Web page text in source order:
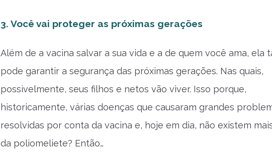
3. Você vai proteger as próximas gerações
Além de a vacina salvar a sua vida e a de quem você ama, ela
pode garantir a segurança das próximas gerações. Nas quais,
possivelmente, seus filhos e netos vão viver. Isso porque,
historicamente, várias doenças que causaram grandes
resolvidas por conta da vacina e, hoje em dia, não existem
da poliomeliete? Então…